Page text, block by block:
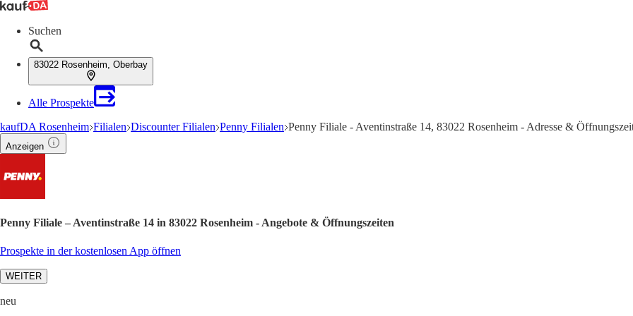
Suchen
83022 Rosenheim, Oberbay
Alle Prospekte
kaufDA Rosenheim Filialen Discounter Filialen Penny Filialen Penny Filiale - Aventinstraße 14, 83022 Rosenheim - Adresse &
Anzeigen
Penny Filiale – Aventinstraße 14 in 83022 Rosenheim - Angebote & Öffnungszeiten
Prospekte in der kostenlosen App öffnen
WEITER
neu